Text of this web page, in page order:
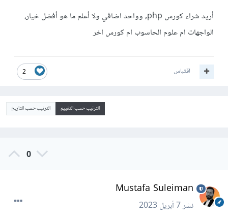
أريد شراء كورس php, وواحد اضافي ولا أعلم ما هو أفضل خيار،
الواجهات ام علوم الحاسوب ام كورس اخر
2 اقتباس
الترتيب حسب التقييم الترتيب حسب التاريخ
0
Mustafa Suleiman
نشر7 أبريل 2023